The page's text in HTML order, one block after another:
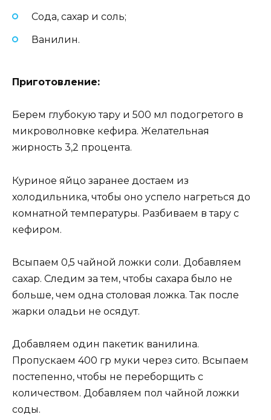
Сода, сахар и соль;
Ванилин.
Приготовление:
Берем глубокую тару и 500 мл подогретого в
микроволновке кефира. Желательная
жирность 3,2 процента.
Куриное яйцо заранее достаем из
холодильника, чтобы оно успело нагреться до
комнатной температуры. Разбиваем в тару с
кефиром.
Всыпаем 0,5 чайной ложки соли. Добавляем
сахар. Следим за тем, чтобы сахара было не
больше, чем одна столовая ложка. Так после
жарки оладьи не осядут.
Добавляем один пакетик ванилина.
Пропускаем 400 гр муки через сито. Всыпаем
постепенно, чтобы не переборщить с
количеством. Добавляем пол чайной ложки
соды.